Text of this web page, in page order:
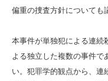
偏重の捜査方針についても
本事件が単独犯による連続
よる独立した複数の事件で
い。犯罪学的観点から、連